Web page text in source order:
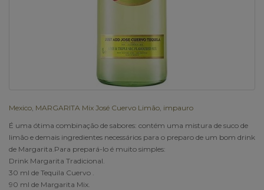
Mexico MARGARITA Mix José Cuervo Limão impauro
É uma ótima combinação de sabores: contém uma mistura de suco de
limão e demais ingredientes necessários para o preparo de um bom drink
de Margarita.Para prepará-lo é muito simples:
Drink Margarita Tradicional.
30 ml de Tequila Cuervo .
90 ml de Margarita Mix.